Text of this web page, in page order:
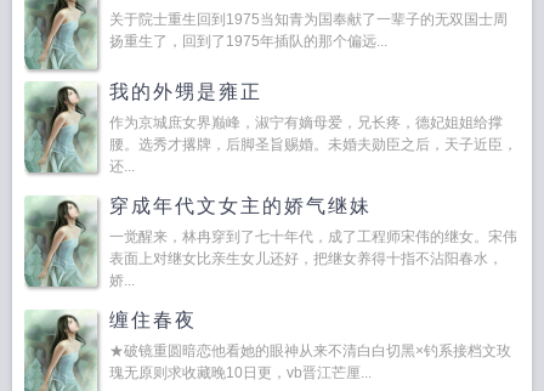
关于院士重生回到1975当知青为国奉献了一辈子的无双国士周
扬重生了，回到了1975年插队的那个偏远...
我的外甥是雍正
作为京城庶女界巅峰，淑宁有嫡母爱，兄长疼，德妃姐姐给撑
腰。选秀才撂牌，后脚圣旨赐婚。未婚夫勋臣之后，天子近臣，
还...
穿成年代文女主的娇气继妹
一觉醒来，林冉穿到了七十年代，成了工程师宋伟的继女。宋伟
表面上对继女比亲生女儿还好，把继女养得十指不沾阳春水，
娇...
缠住春夜
★破镜重圆暗恋他看她的眼神从来不清白白切黑×钓系接档文玫
瑰无原则求收藏晚10日更，vb晋江芒厘...